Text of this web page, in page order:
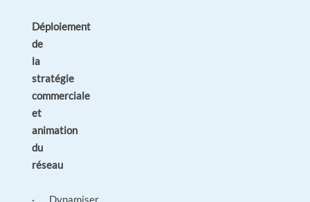
Déploiement
de
la
stratégie
commerciale
et
animation
du
réseau
· Dynamiser